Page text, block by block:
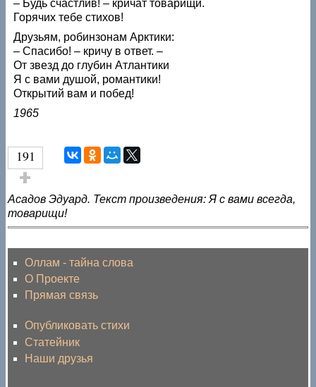
– Будь счастлив! – кричат товарищи.
Горячих тебе стихов!
Друзьям, робинзонам Арктики:
– Спасибо! – кричу в ответ. –
От звезд до глубин Атлантики
Я с вами душой, романтики!
Открытий вам и побед!
1965
191
Голос за!
Асадов Эдуард. Текст произведения: Я с вами всегда,
товарищи!
Оллам - тайна слова
О Проекте
Прямая связь
Опубликовать стихи
Статейник
Наши друзья